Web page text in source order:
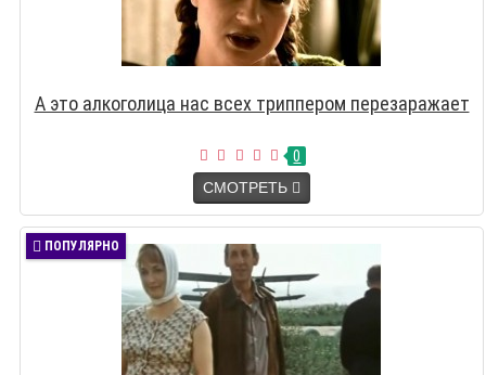
А это алкоголица нас всех триппером перезаражает
0
СМОТРЕТЬ
ПОПУЛЯРНО